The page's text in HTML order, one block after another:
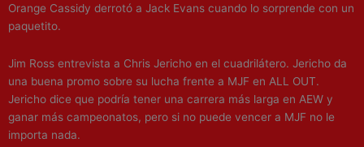
Orange Cassidy derrotó a Jack Evans cuando lo sorprende con un
paquetito.
Jim Ross entrevista a Chris Jericho en el cuadrilátero. Jericho da
una buena promo sobre su lucha frente a MJF en ALL OUT.
Jericho dice que podría tener una carrera más larga en AEW y
ganar más campeonatos, pero si no puede vencer a MJF no le
importa nada.